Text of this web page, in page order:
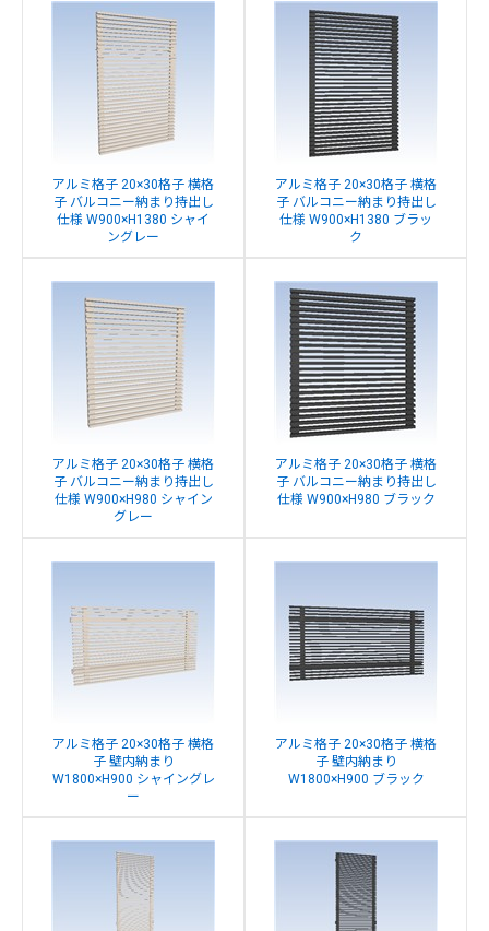
アルミ格子 20×30格子 横格
子 バルコニー納まり持出し
仕様 W900×H1380 シャイ
ングレー
アルミ格子 20×30格子 横格
子 バルコニー納まり持出し
仕様 W900×H1380 ブラッ
ク
アルミ格子 20×30格子 横格
子 バルコニー納まり持出し
仕様 W900×H980 シャイン
グレー
アルミ格子 20×30格子 横格
子 バルコニー納まり持出し
仕様 W900×H980 ブラック
アルミ格子 20×30格子 横格
子 壁内納まり
W1800×H900 シャイングレ
ー
アルミ格子 20×30格子 横格
子 壁内納まり
W1800×H900 ブラック